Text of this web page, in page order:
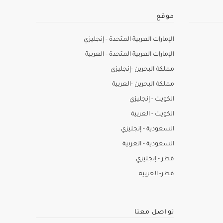
موقع
الإمارات العربية المتحدة - إنجليزي
الإمارات العربية المتحدة - العربية
مملكة البحرين -إنجليزي
مملكة البحرين -العربية
الكويت - إنجليزي
الكويت - العربية
السعودية - إنجليزي
السعودية - العربية
قطر - إنجليزي
قطر- العربية
تواصل معنا